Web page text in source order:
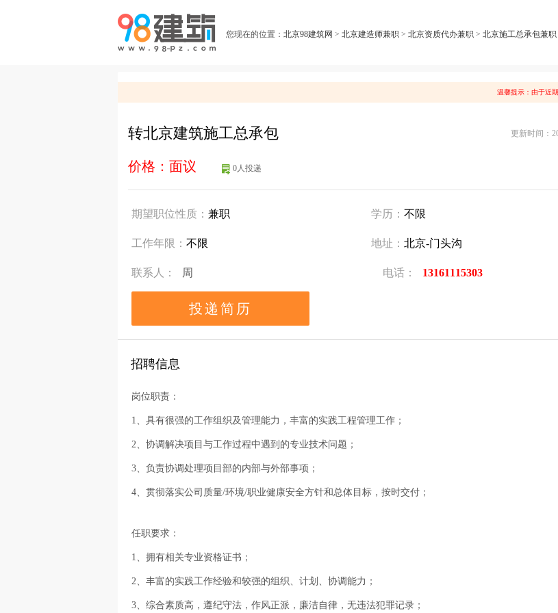
您现在的位置： 北京98建筑网 > 北京建造师兼职 > 北京资质代办兼职 > 北京施工总承包兼职
温馨提示：由于近
转北京建筑施工总承包 更新时间：
价格： 面议 0人投递
期望职位性质： 兼职 学历： 不限
工作年限： 不限 地址： 北京-门头沟
联系人： 周 电话： 13161115303
投递简历
招聘信息
岗位职责：
1、具有很强的工作组织及管理能力，丰富的实践工程管理工作；
2、协调解决项目与工作过程中遇到的专业技术问题；
3、负责协调处理项目部的内部与外部事项；
4、贯彻落实公司质量/环境/职业健康安全方针和总体目标，按时交付；
任职要求：
1、拥有相关专业资格证书；
2、丰富的实践工作经验和较强的组织、计划、协调能力；
3、综合素质高，遵纪守法，作风正派，廉洁自律，无违法犯罪记录；